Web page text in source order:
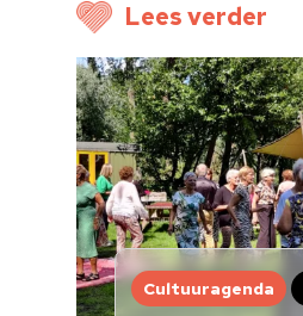
Lees verder
Cultuuragenda